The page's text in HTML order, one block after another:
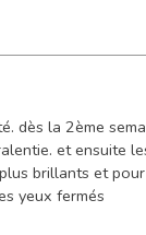
dès la 2ème
et ensuite
brillants et
yeux fermés